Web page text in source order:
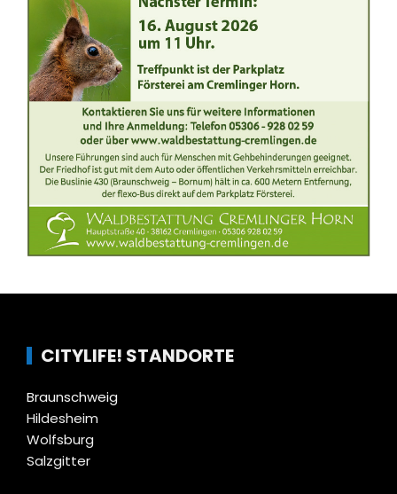
CITYLIFE! STANDORTE
Braunschweig
Hildesheim
Wolfsburg
Salzgitter